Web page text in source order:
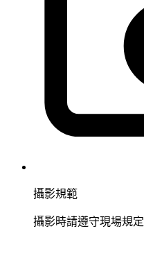
攝影規範
攝影時請遵守現場規定